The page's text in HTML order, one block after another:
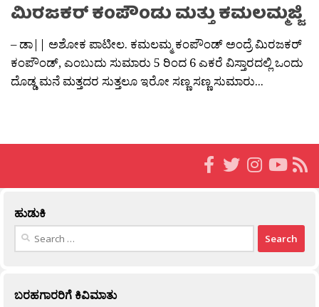
ಮಿರಜಕರ್ ಕಂಪೌಂಡು ಮತ್ತು ಕಮಲಮ್ಮಜ್ಜಿ
– ಡಾ|| ಅಶೋಕ ಪಾಟೀಲ. ಕಮಲಮ್ಮ ಕಂಪೌಂಡ್ ಅಂದ್ರೆ ಮಿರಜಕರ್
ಕಂಪೌಂಡ್, ಎಂಬುದು ಸುಮಾರು 5 ರಿಂದ 6 ಎಕರೆ ವಿಸ್ತಾರದಲ್ಲಿ ಒಂದು
ದೊಡ್ಡ ಮನೆ ಮತ್ತದರ ಸುತ್ತಲೂ ಇರೋ ಸಣ್ಣ ಸಣ್ಣ ಸುಮಾರು...
ಹುಡುಕಿ
Search
ಬರಹಗಾರರಿಗೆ ಕಿವಿಮಾತು